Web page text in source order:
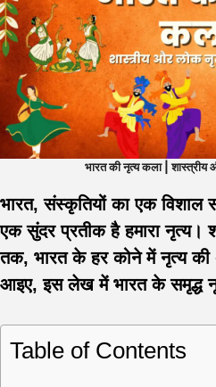
भारत की नृत्य कला | शास्त्रीय
भारत, संस्कृतियों का एक विशाल
एक सुंदर प्रतीक है हमारा नृत्य।
तक, भारत के हर कोने में नृत्य
आइए, इस लेख में भारत के समृद्ध
Table of Contents